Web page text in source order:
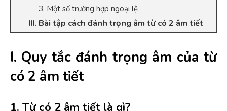
3. Một số trường hợp ngoại lệ
III. Bài tập cách đánh trọng âm từ có 2 âm tiết
I. Quy tắc đánh trọng âm của từ
có 2 âm tiết
1. Từ có 2 âm tiết là gì?